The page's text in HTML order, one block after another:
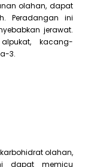
olahan, dapat
Peradangan ini
jerawat.
kacang-
3.
olahan,
dapat memicu